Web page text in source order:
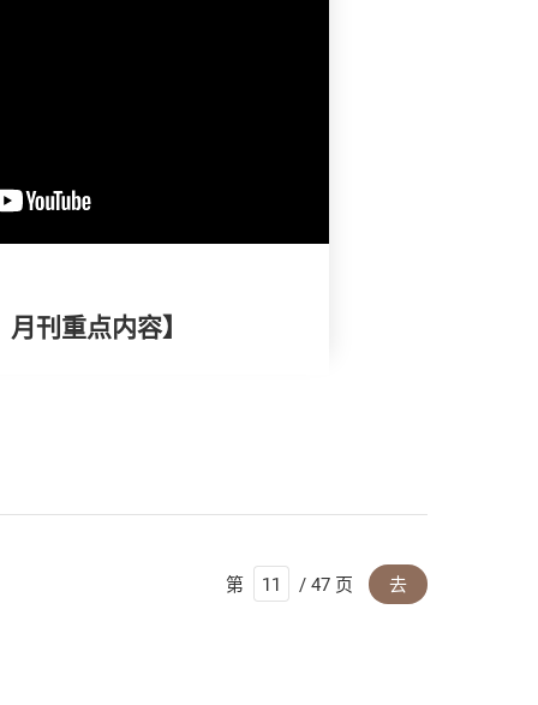
刊重点内容】
第 / 47 页 去